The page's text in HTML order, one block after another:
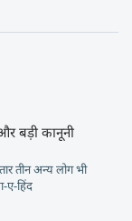
बड़ी कानूनी
तीन अन्य लोग भी
ए-हिंद